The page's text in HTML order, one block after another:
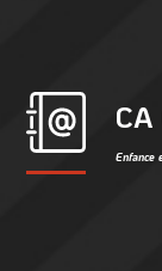
CA
Enfance